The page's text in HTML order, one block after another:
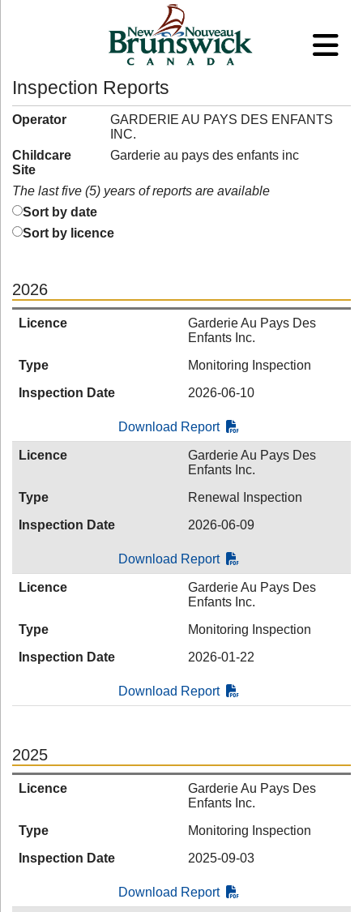
Inspection Reports
Operator
GARDERIE AU PAYS DES ENFANTS
INC.
Childcare
Site
Garderie au pays des enfants inc
The last five (5) years of reports are available
Sort by date
Sort by licence
2026
Licence
Garderie Au Pays Des
Enfants Inc.
Type
Monitoring Inspection
Inspection Date
2026-06-10
Download Report
Licence
Garderie Au Pays Des
Enfants Inc.
Type
Renewal Inspection
Inspection Date
2026-06-09
Download Report
Licence
Garderie Au Pays Des
Enfants Inc.
Type
Monitoring Inspection
Inspection Date
2026-01-22
Download Report
2025
Licence
Garderie Au Pays Des
Enfants Inc.
Type
Monitoring Inspection
Inspection Date
2025-09-03
Download Report